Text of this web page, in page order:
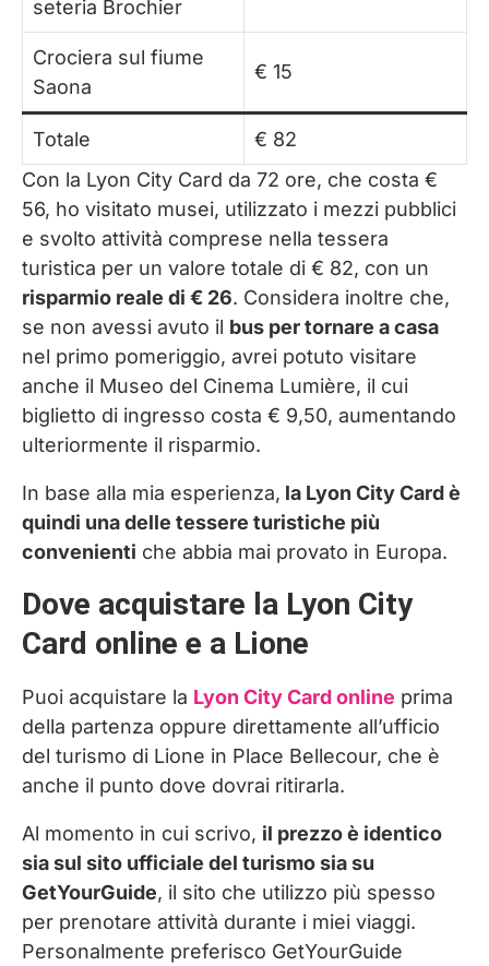
seteria Brochier
Crociera sul fiume
Saona
€ 15
Totale
€ 82
Con la Lyon City Card da 72 ore, che costa €
56, ho visitato musei, utilizzato i mezzi pubblici
e svolto attività comprese nella tessera
turistica per un valore totale di € 82, con un
risparmio reale di € 26. Considera inoltre che,
se non avessi avuto il bus per tornare a casa
nel primo pomeriggio, avrei potuto visitare
anche il Museo del Cinema Lumière, il cui
biglietto di ingresso costa € 9,50, aumentando
ulteriormente il risparmio.
In base alla mia esperienza, la Lyon City Card è
quindi una delle tessere turistiche più
convenienti che abbia mai provato in Europa.
Dove acquistare la Lyon City
Card online e a Lione
Puoi acquistare la Lyon City Card online prima
della partenza oppure direttamente all’ufficio
del turismo di Lione in Place Bellecour, che è
anche il punto dove dovrai ritirarla.
Al momento in cui scrivo, il prezzo è identico
sia sul sito ufficiale del turismo sia su
GetYourGuide, il sito che utilizzo più spesso
per prenotare attività durante i miei viaggi.
Personalmente preferisco GetYourGuide